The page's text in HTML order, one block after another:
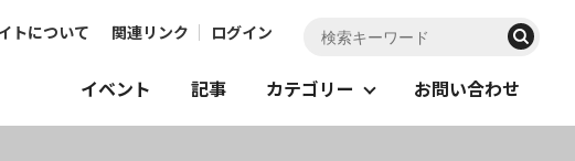
トについて 関連リンク ログイン
イベント 記事 カテゴリー お問い合わせ